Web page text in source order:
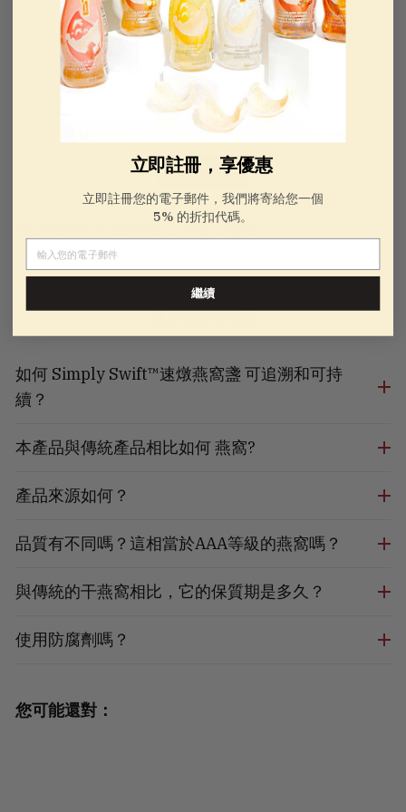
100.0
LOAD MORE
Reviews in Other Languages
經常問的問題
如何 Simply Swift™速燉燕窩盞 可追溯和可持
續？
本產品與傳統產品相比如何 燕窩?
產品來源如何？
品質有不同嗎？這相當於AAA等級的燕窩嗎？
與傳統的干燕窩相比，它的保質期是多久？
使用防腐劑嗎？
您可能還對：
立即註冊，享優惠
立即註冊您的電子郵件，我們將寄給您一個
5% 的折扣代碼。
電子郵件
繼續